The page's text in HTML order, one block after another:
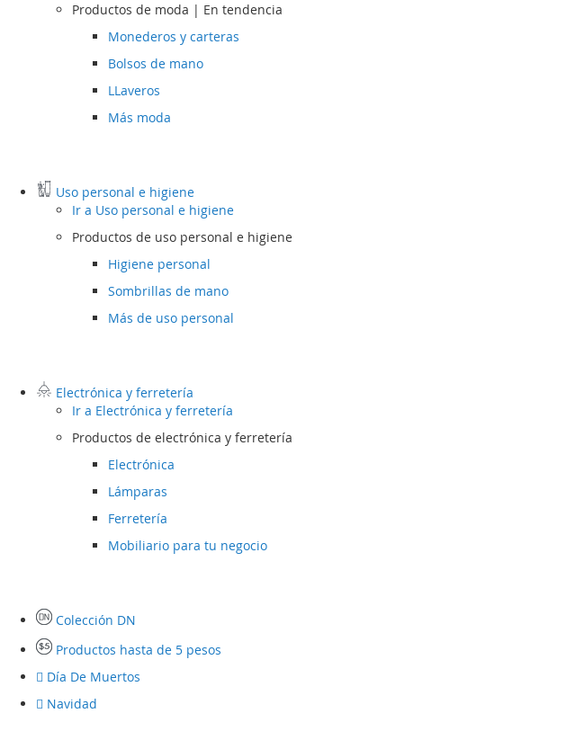
Productos de moda | En tendencia
Monederos y carteras
Bolsos de mano
LLaveros
Más moda
Uso personal e higiene
Ir a Uso personal e higiene
Productos de uso personal e higiene
Higiene personal
Sombrillas de mano
Más de uso personal
Electrónica y ferretería
Ir a Electrónica y ferretería
Productos de electrónica y ferretería
Electrónica
Lámparas
Ferretería
Mobiliario para tu negocio
Colección DN
Productos hasta de 5 pesos
Día De Muertos
Navidad